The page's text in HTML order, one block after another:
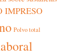
IMPRESO
Polvo total